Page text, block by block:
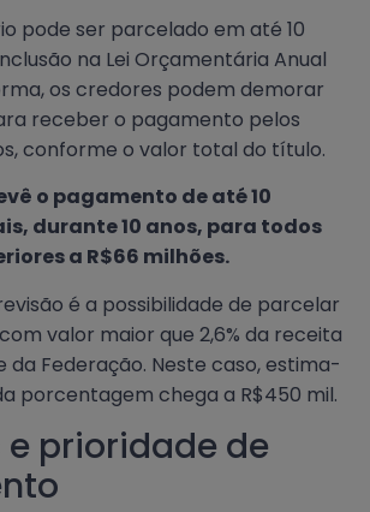
pode ser parcelado em até 10
na Lei Orçamentária Anual
os credores podem demorar
receber o pagamento pelos
conforme o valor total do título.
o pagamento de até 10
durante 10 anos, para todos
a R$66 milhões.
é a possibilidade de parcelar
valor maior que 2,6% da receita
da Federação. Neste caso, estima-
porcentagem chega a R$450 mil.
prioridade de